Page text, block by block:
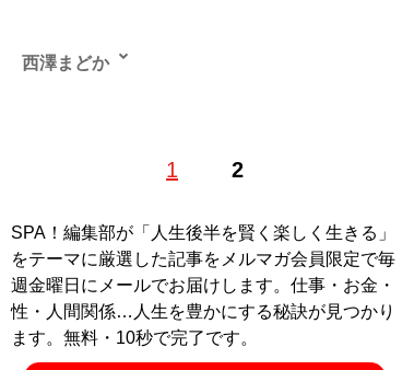
1 2
西澤まどか
SPA！編集部が「人生後半を賢く楽しく生きる」
をテーマに厳選した記事をメルマガ会員限定で毎
週金曜日にメールでお届けします。仕事・お金・
性・人間関係…人生を豊かにする秘訣が見つかり
ます。無料・10秒で完了です。